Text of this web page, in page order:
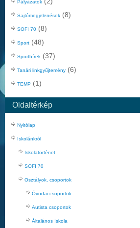
Pályázatok
Sajtómegjelenések (8)
SOFI 70 (8)
Sport (48)
Sporthírek (37)
Tanári linkgyűjtemény (6)
TEMP (1)
Oldaltérkép
Nyitólap
Iskolánkról
Iskolatörténet
SOFI 70
Osztályok, csoportok
Óvodai csoportok
Autista csoportok
Általános Iskola